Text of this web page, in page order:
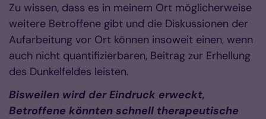
Zu wissen, dass es in meinem Ort möglicherweise
weitere Betroffene gibt und die Diskussionen der
Aufarbeitung vor Ort können insoweit einen, wenn
auch nicht quantifizierbaren, Beitrag zur Erhellung
des Dunkelfeldes leisten.
Bisweilen wird der Eindruck erweckt,
Betroffene könnten schnell therapeutische